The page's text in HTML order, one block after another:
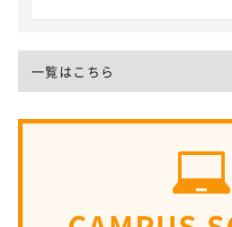
一覧はこちら